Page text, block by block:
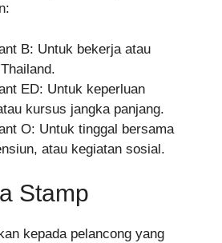
B: Untuk bekerja atau
ED: Untuk keperluan
kursus jangka panjang.
O: Untuk tinggal bersama
atau kegiatan sosial.
Stamp
kepada pelancong yang